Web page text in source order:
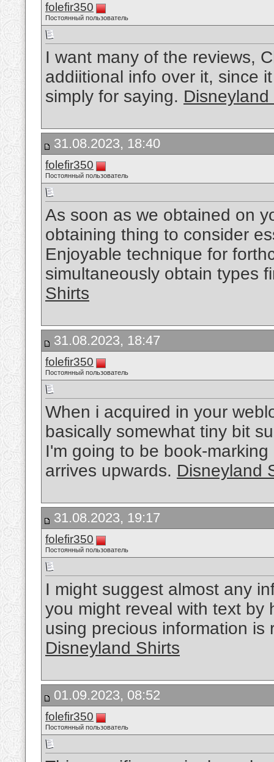
folefir350
Постоянный пользователь
I want many of the reviews,
addiitional info over it, since
simply for saying. Disneyland
31.08.2023, 18:40
folefir350
Постоянный пользователь
As soon as we obtained on
obtaining thing to consider
Enjoyable technique for
simultaneously obtain types
Shirts
31.08.2023, 18:47
folefir350
Постоянный пользователь
When i acquired in your
basically somewhat tiny bit
I'm going to be book-
arrives upwards. Disneyland
31.08.2023, 19:17
folefir350
Постоянный пользователь
I might suggest almost any
you might reveal with text by
using precious information is
Disneyland Shirts
01.09.2023, 08:52
folefir350
Постоянный пользователь